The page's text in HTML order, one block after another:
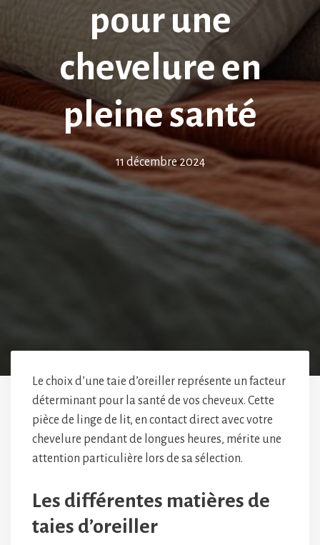
pour une
chevelure en
pleine santé
11 décembre 2024
Le choix d’une taie d’oreiller représente un facteur
déterminant pour la santé de vos cheveux. Cette
pièce de linge de lit, en contact direct avec votre
chevelure pendant de longues heures, mérite une
attention particulière lors de sa sélection.
Les différentes matières de
taies d’oreiller